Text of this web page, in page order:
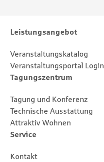
Sitemap
Leistungsangebot
Veranstaltungskatalog
Veranstaltungsportal Login
Tagungszentrum
Tagung und Konferenz
Technische Ausstattung
Attraktiv Wohnen
Service
Kontakt